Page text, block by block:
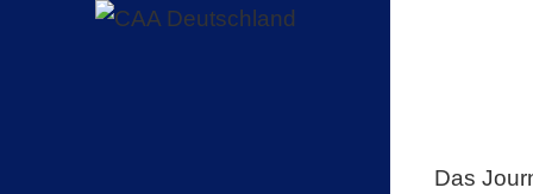
Das